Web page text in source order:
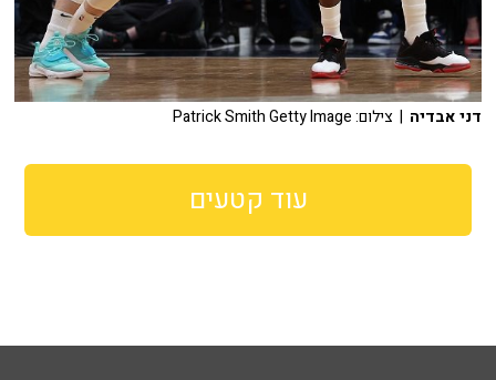
דני אבדיה | צילום: Patrick Smith Getty Image
עוד קטעים